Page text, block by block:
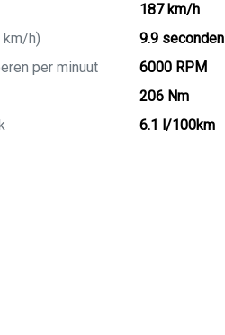
187 km/h
km/h)
9.9 seconden
per minuut
6000 RPM
206 Nm
6.1 l/100km